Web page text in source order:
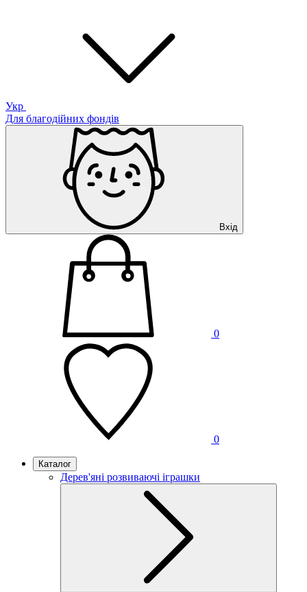
Укр
Для благодійних фондів
Вхід
0
0
Каталог
Дерев'яні розвиваючі іграшки